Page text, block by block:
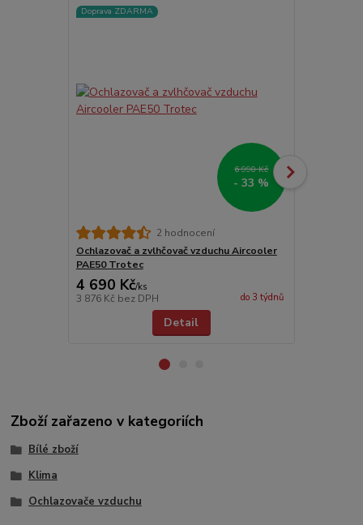
Doprava ZDARMA
6 990 Kč
- 33 %
2 hodnocení
Ochlazovač a zvlhčovač vzduchu Aircooler
PAE50 Trotec
4 690 Kč/ks
3 876 Kč bez DPH do 3 týdnů
Detail
Zboží zařazeno v kategoriích
Bílé zboží
Klima
Ochlazovače vzduchu